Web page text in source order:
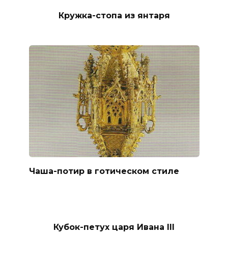
Кружка-стопа из янтаря
Чаша-потир в готическом стиле
Кубок-петух царя Ивана III